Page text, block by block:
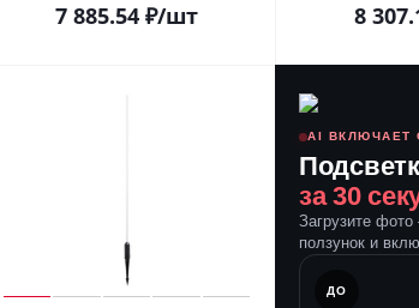
7 885.54 ₽/шт 8
AI ВКЛЮЧАЕТ
за 30
Загрузите
ползунок и
ДО